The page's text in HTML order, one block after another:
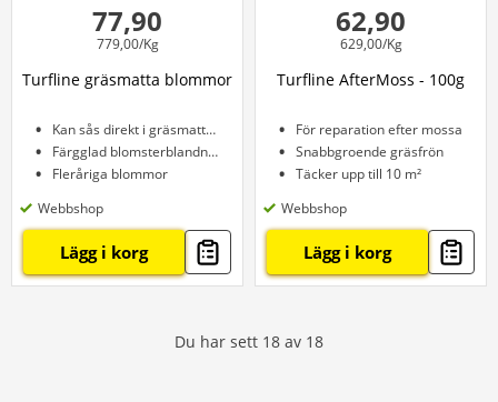
77,90
779,00/Kg
Turfline gräsmatta blommor
Kan sås direkt i gräsmattan
Färgglad blomsterblandning
Fleråriga blommor
Webbshop
Lägg i korg
62,90
629,00/Kg
Turfline AfterMoss - 100g
För reparation efter mossa
Snabbgroende gräsfrön
Täcker upp till 10 m²
Webbshop
Lägg i korg
Du har sett 18 av 18